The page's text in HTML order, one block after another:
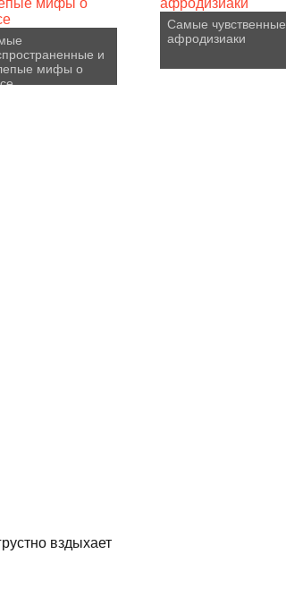
и
мифы о
Самые чувственные
афродизиаки
вздыхает